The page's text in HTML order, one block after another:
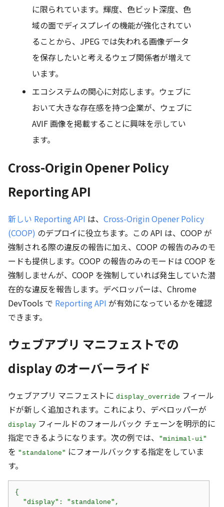
に限られています。輝度、色ビット深度、色
域の面でディスプレイの機能が強化されてい
ることから、JPEG では失われる画像データ
を保存したいと考えるウェブ関係者が増えて
います。
エコシステムの関心に対応します。ウェブに
おいて大きな存在感を持つ企業が、ウェブに
AVIF 画像を掲載することに興味を示してい
ます。
Cross-Origin Opener Policy
Reporting API
新しい Reporting API は、 Cross-Origin Opener Policy
(COOP) のデプロイに役立ちます。この API は、COOP が
強制される際の違反の報告に加え、COOP の報告のみのモ
ードも提供します。COOP の報告のみのモードは COOP を
強制しませんが、COOP を強制していれば発生していた潜
在的な違反を報告します。デベロッパーは、Chrome
DevTools で Reporting API が有効になっているかを確認
できます。
ウェブアプリ マニフェストでの
display のオーバーライド
ウェブアプリ マニフェストに display_override フィール
ドが新しく追加されます。これにより、デベロッパーが
display フィールドのフォールバック チェーンを明示的に
指定できるようになります。次の例では、
"minimal-ui"
を "standalone" にフォールバックする指定をしていま
す。
{
  "display": "standalone",